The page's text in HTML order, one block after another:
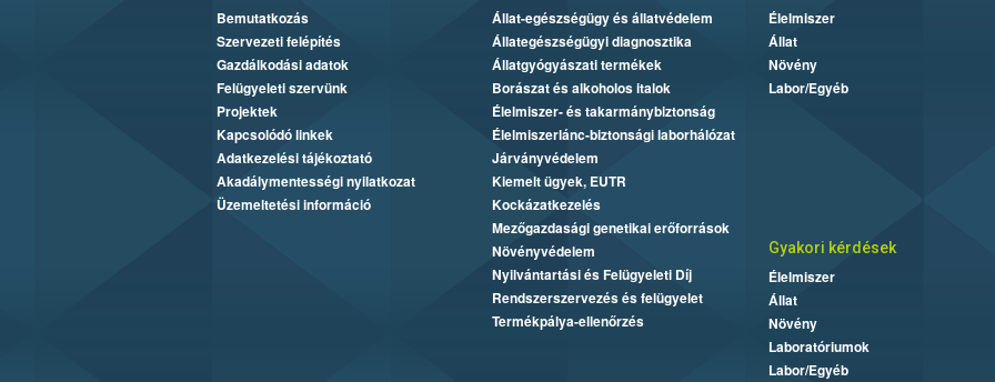
Bemutatkozás
Szervezeti felépítés
Gazdálkodási adatok
Felügyeleti szervünk
Projektek
Kapcsolódó linkek
Adatkezelési tájékoztató
Akadálymentességi nyilatkozat
Üzemeltetési információ
Állat-egészségügy és állatvédelem
Állategészségügyi diagnosztika
Állatgyógyászati termékek
Borászat és alkoholos italok
Élelmiszer- és takarmánybiztonság
Élelmiszerlánc-biztonsági laborhálózat
Járványvédelem
Kiemelt ügyek, EUTR
Kockázatkezelés
Mezőgazdasági genetikai erőforrások
Növényvédelem
Nyilvántartási és Felügyeleti Díj
Rendszerszervezés és felügyelet
Termékpálya-ellenőrzés
Élelmiszer
Állat
Növény
Labor/Egyéb
Gyakori kérdések
Élelmiszer
Állat
Növény
Laboratóriumok
Labor/Egyéb